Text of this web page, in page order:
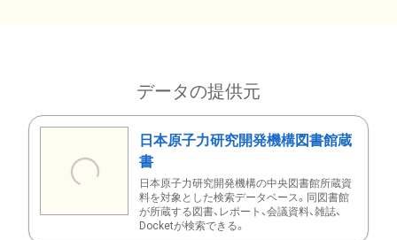
データの提供元
日本原子力研究開発機構図書館蔵
書
日本原子力研究開発機構の中央図書館所蔵資
料を対象とした検索データベース。同図書館
が所蔵する図書、レポート、会議資料、雑誌、
Docketが検索できる。